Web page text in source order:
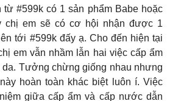
#599k có 1 sản phẩm Babe hoặc
chị em sẽ có cơ hội nhận được 1
tới #599k đấy ạ. Cho đến hiện tại
em vẫn nhầm lẫn hai việc cấp ẩm
Tưởng chừng giống nhau nhưng
hoàn toàn khác biệt luôn í. Việc
giữa cấp ẩm và cấp nước dẫn